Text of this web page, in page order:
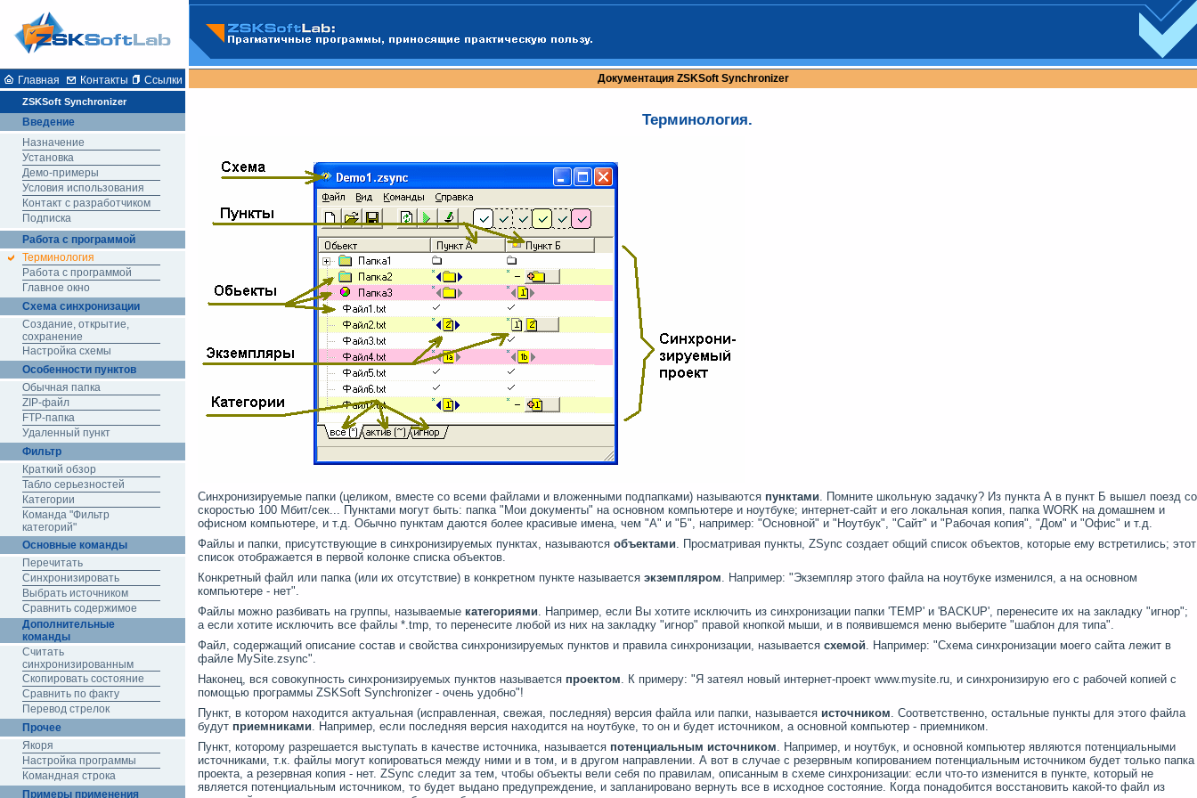
Главная Контакты Ссылки Документация ZSKSoft Synchronizer
ZSKSoft Synchronizer
Введение
Назначение
Установка
Демо-примеры
Условия использования
Контакт с разработчиком
Подписка
Работа с программой
Терминология
Работа с программой
Главное окно
Схема синхронизации
Создание, открытие,
сохранение
Настройка схемы
Особенности пунктов
Обычная папка
ZIP-файл
FTP-папка
Удаленный пункт
Фильтр
Краткий обзор
Табло серьезностей
Категории
Команда "Фильтр
категорий"
Основные команды
Перечитать
Синхронизировать
Выбрать источником
Сравнить содержимое
Дополнительные
команды
Считать
синхронизированным
Скопировать состояние
Сравнить по факту
Перевод стрелок
Прочее
Якоря
Настройка программы
Командная строка
Примеры применения
Терминология.
Синхронизируемые папки (целиком, вместе со всеми файлами и вложенными подпапками) называются пунктами. Помните школьную задачку? Из пункта А в пункт Б вышел поезд со
скоростью 100 Мбит/сек... Пунктами могут быть: папка "Мои документы" на основном компьютере и ноутбуке; интернет-сайт и его локальная копия, папка WORK на домашнем и
офисном компьютере, и т.д. Обычно пунктам даются более красивые имена, чем "А" и "Б", например: "Основной" и "Ноутбук", "Сайт" и "Рабочая копия", "Дом" и "Офис" и т.д.
Файлы и папки, присутствующие в синхронизируемых пунктах, называются объектами. Просматривая пункты, ZSync создает общий список объектов, которые ему встретились; этот
список отображается в первой колонке списка объектов.
Конкретный файл или папка (или их отсутствие) в конкретном пункте называется экземпляром. Например: "Экземпляр этого файла на ноутбуке изменился, а на основном
компьютере - нет".
Файлы можно разбивать на группы, называемые категориями. Например, если Вы хотите исключить из синхронизации папки 'TEMP' и 'BACKUP', перенесите их на закладку "игнор";
а если хотите исключить все файлы *.tmp, то перенесите любой из них на закладку "игнор" правой кнопкой мыши, и в появившемся меню выберите "шаблон для типа".
Файл, содержащий описание состав и свойства синхронизируемых пунктов и правила синхронизации, называется схемой. Например: "Схема синхронизации моего сайта лежит в
файле MySite.zsync".
Наконец, вся совокупность синхронизируемых пунктов называется проектом. К примеру: "Я затеял новый интернет-проект www.mysite.ru, и синхронизирую его с рабочей копией с
помощью программы ZSKSoft Synchronizer - очень удобно"!
Пункт, в котором находится актуальная (исправленная, свежая, последняя) версия файла или папки, называется источником. Соответственно, остальные пункты для этого файла
будут приемниками. Например, если последняя версия находится на ноутбуке, то он и будет источником, а основной компьютер - приемником.
Пункт, которому разрешается выступать в качестве источника, называется потенциальным источником. Например, и ноутбук, и основной компьютер являются потенциальными
источниками, т.к. файлы могут копироваться между ними и в том, и в другом направлении. А вот в случае с резервным копированием потенциальным источником будет только папка
проекта, а резервная копия - нет. ZSync следит за тем, чтобы объекты вели себя по правилам, описанным в схеме синхронизации: если что-то изменится в пункте, который не
является потенциальным источником, то будет выдано предупреждение, и запланировано вернуть все в исходное состояние. Когда понадобится восстановить какой-то файл из